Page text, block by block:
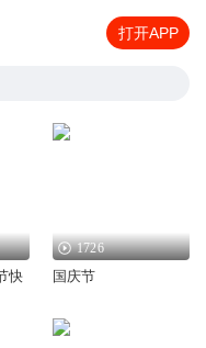
打开APP
快
1726
国庆节